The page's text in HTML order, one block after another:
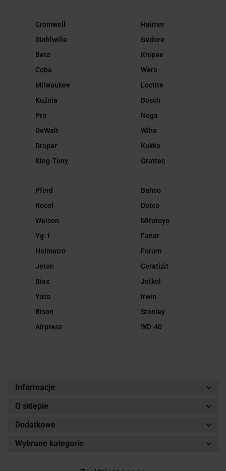
Cromwell
Stahlwille
Beta
Coba
Milwaukee
Kuźnia
Pro
DeWalt
Draper
King-Tony
Haimer
Gedore
Knipex
Wera
Loctite
Bosch
Noga
Wiha
Kukko
Grattec
Pferd
Rocol
Weicon
Yg-1
Holmatro
Jeton
Biax
Yato
Bison
Airpress
Bahco
Dotco
Mitutoyo
Fanar
Forum
Ceratizit
Jotkel
Irwin
Stanley
WD-40
Informacje
O sklepie
Dodatkowe
Wybrane kategorie